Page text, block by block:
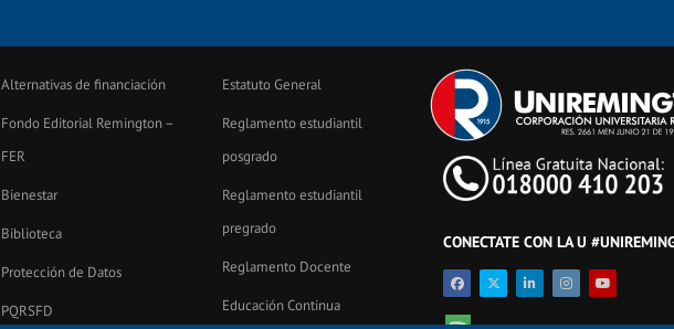
Alternativas de financiación
Fondo Editorial Remington –
FER
Bienestar
Biblioteca
Protección de Datos
PQRSFD
Estatuto General
Reglamento estudiantil
posgrado
Reglamento estudiantil
pregrado
Reglamento Docente
Educación Continua
CONECTATE CON LA U